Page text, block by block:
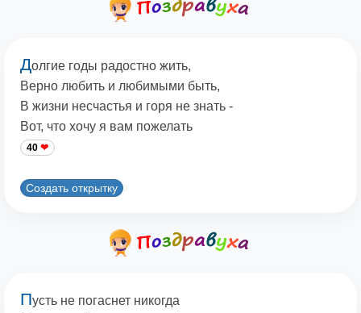
Долгие годы радостно жить,
Верно любить и любимыми быть,
В жизни несчастья и горя не знать -
Вот, что хочу я вам пожелать
40
Создать открытку
Пусть не погаснет никогда